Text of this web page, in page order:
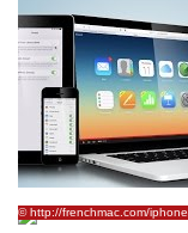
© http://frenchmac.com/
drive-iphone/